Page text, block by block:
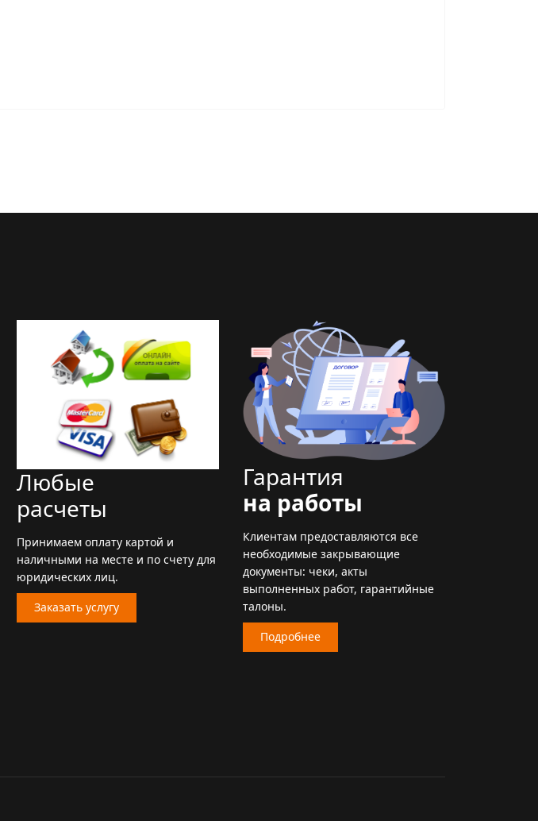
Любые
расчеты
Принимаем оплату картой и
наличными на месте и по счету для
юридических лиц.
Заказать услугу
Гарантия
на работы
Клиентам предоставляются все
необходимые закрывающие
документы: чеки, акты
выполненных работ, гарантийные
талоны.
Подробнее